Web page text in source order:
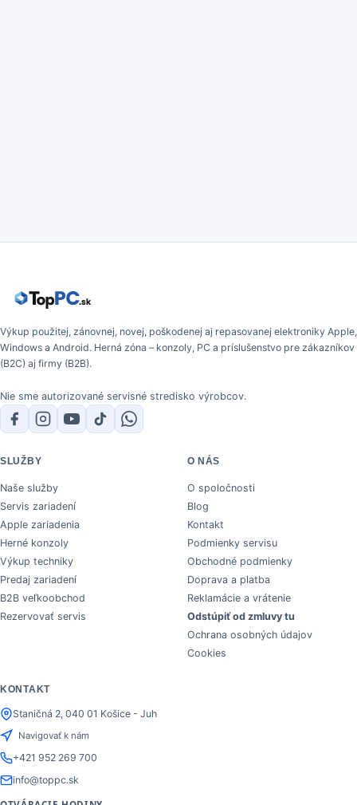
Výkup použitej, zánovnej, novej, poškodenej aj repasovanej elektroniky Apple,
Windows a Android. Herná zóna – konzoly, PC a príslušenstvo pre zákazníkov
(B2C) aj firmy (B2B).
Nie sme autorizované servisné stredisko výrobcov.
SLUŽBY
Naše služby
Servis zariadení
Apple zariadenia
Herné konzoly
Výkup techniky
Predaj zariadení
B2B veľkoobchod
Rezervovať servis
O NÁS
O spoločnosti
Blog
Kontakt
Podmienky servisu
Obchodné podmienky
Doprava a platba
Reklamácie a vrátenie
Odstúpiť od zmluvy tu
Ochrana osobných údajov
Cookies
KONTAKT
Staničná 2, 040 01 Košice - Juh
Navigovať k nám
+421 952 269 700
info@toppc.sk